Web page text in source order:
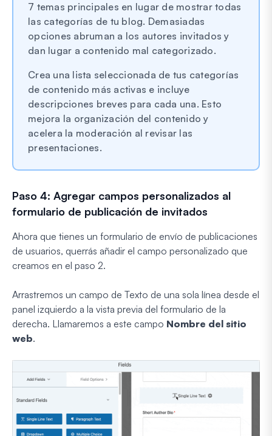
7 temas principales en lugar de mostrar todas
las categorías de tu blog. Demasiadas
opciones abruman a los autores invitados y
dan lugar a contenido mal categorizado.
Crea una lista seleccionada de tus categorías
de contenido más activas e incluye
descripciones breves para cada una. Esto
mejora la organización del contenido y
acelera la moderación al revisar las
presentaciones.
Paso 4: Agregar campos personalizados al
formulario de publicación de invitados
Ahora que tienes un formulario de envío de publicaciones
de usuarios, querrás añadir el campo personalizado que
creamos en el paso 2.
Arrastremos un campo de Texto de una sola línea desde el
panel izquierdo a la vista previa del formulario de la
derecha. Llamaremos a este campo Nombre del sitio
web.